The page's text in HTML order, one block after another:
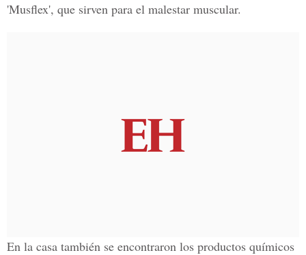
'Musflex', que sirven para el malestar muscular.
En la casa también se encontraron los productos químicos